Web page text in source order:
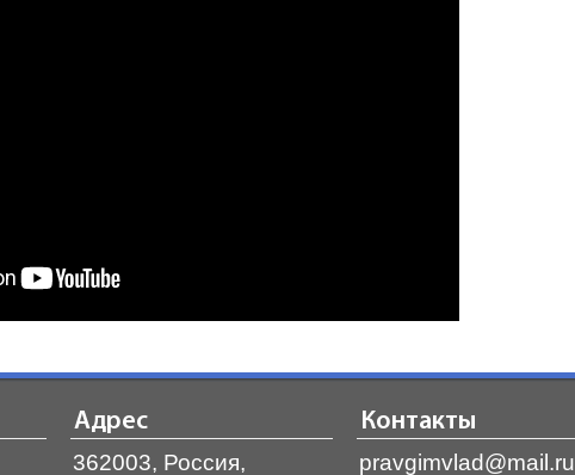
Адрес
362003, Россия,
Контакты
pravgimvlad@mail.ru